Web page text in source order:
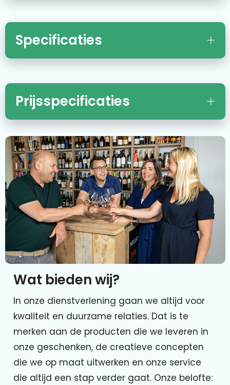
Specificaties
Prijsspecificaties
Wat bieden wij?
In onze dienstverlening gaan we altijd voor
kwaliteit en duurzame relaties. Dat is te
merken aan de producten die we leveren in
onze geschenken, de creatieve concepten
die we op maat uitwerken en onze service
die altijd een stap verder gaat. Onze belofte: